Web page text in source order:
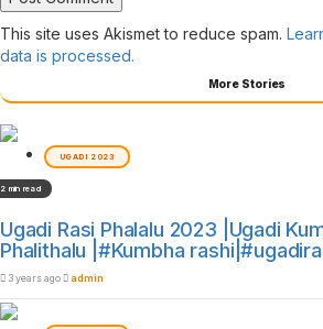
This site uses Akismet to reduce spam.
data is processed.
More Stories
UGADI 2023
2 min read
Ugadi Rasi Phalalu 2023 |Ugadi
Phalithalu |#Kumbha
3 years ago admin